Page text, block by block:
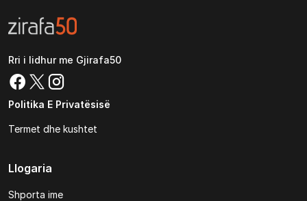
Rri i lidhur me Gjirafa50
Politika E Privatësisë
Termet dhe kushtet
Llogaria
Shporta ime